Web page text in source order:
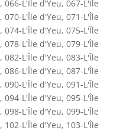
, 066-L'Île d'Yeu, 067-L'Île
, 070-L'Île d'Yeu, 071-L'Île
, 074-L'Île d'Yeu, 075-L'Île
, 078-L'Île d'Yeu, 079-L'Île
, 082-L'Île d'Yeu, 083-L'Île
, 086-L'Île d'Yeu, 087-L'Île
, 090-L'Île d'Yeu, 091-L'Île
, 094-L'Île d'Yeu, 095-L'Île
, 098-L'Île d'Yeu, 099-L'Île
, 102-L'Île d'Yeu, 103-L'Île